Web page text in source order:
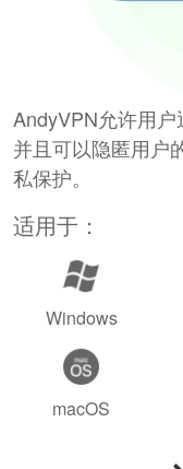
AndyVPN允许用户
并且可以隐匿用户
私保护。
适用于：
Windows
macOS